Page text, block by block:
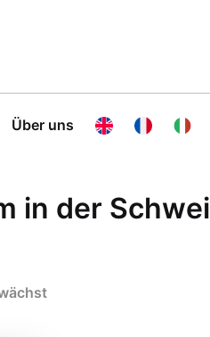
Über uns
in der